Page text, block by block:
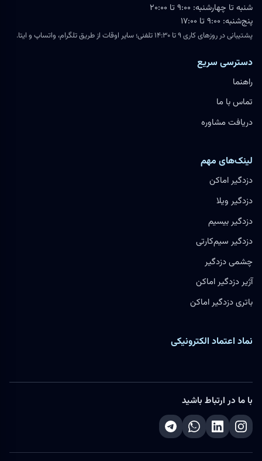
شنبه تا چهارشنبه: ۹:۰۰ تا ۲۰:۰۰
پنج‌شنبه: ۹:۰۰ تا ۱۷:۰۰
پشتیبانی در روزهای کاری ۹ تا ۱۴:۳۰ تلفنی؛ سایر اوقات از طریق تلگرام، واتساپ و ایتا.
دسترسی سریع
راهنما
تماس با ما
دریافت مشاوره
لینک‌های مهم
دزدگیر اماکن
دزدگیر ویلا
دزدگیر بیسیم
دزدگیر سیم‌کارتی
چشمی دزدگیر
آژیر دزدگیر اماکن
باتری دزدگیر اماکن
نماد اعتماد الکترونیکی
با ما در ارتباط باشید